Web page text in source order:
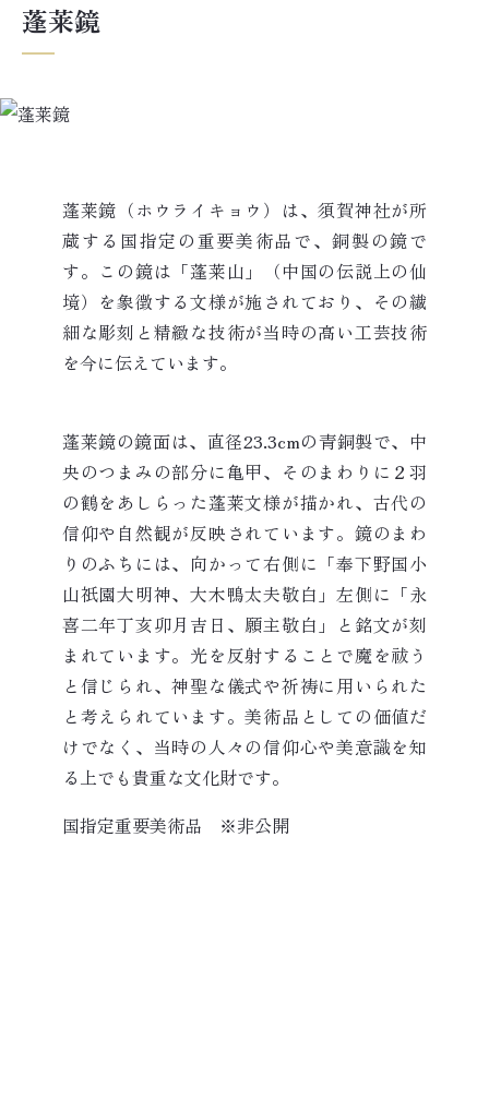
蓬莱鏡
蓬莱鏡（ホウライキョウ）は、須賀神社が所
蔵する国指定の重要美術品で、銅製の鏡で
す。この鏡は「蓬莱山」（中国の伝説上の仙
境）を象徴する文様が施されており、その繊
細な彫刻と精緻な技術が当時の高い工芸技術
を今に伝えています。
蓬莱鏡の鏡面は、直径23.3cmの青銅製で、中
央のつまみの部分に亀甲、そのまわりに２羽
の鶴をあしらった蓬莱文様が描かれ、古代の
信仰や自然観が反映されています。鏡のまわ
りのふちには、向かって右側に「奉下野国小
山祇園大明神、大木鴨太夫敬白」左側に「永
喜二年丁亥卯月吉日、願主敬白」と銘文が刻
まれています。光を反射することで魔を祓う
と信じられ、神聖な儀式や祈祷に用いられた
と考えられています。美術品としての価値だ
けでなく、当時の人々の信仰心や美意識を知
る上でも貴重な文化財です。
国指定重要美術品 ※非公開